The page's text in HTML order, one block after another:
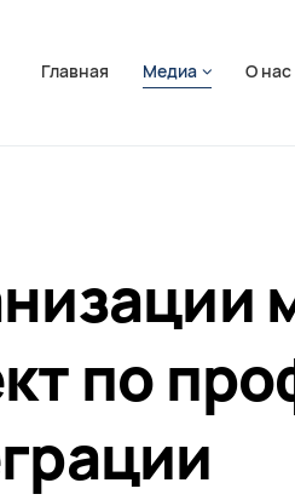
Главная
Медиа О нас
по